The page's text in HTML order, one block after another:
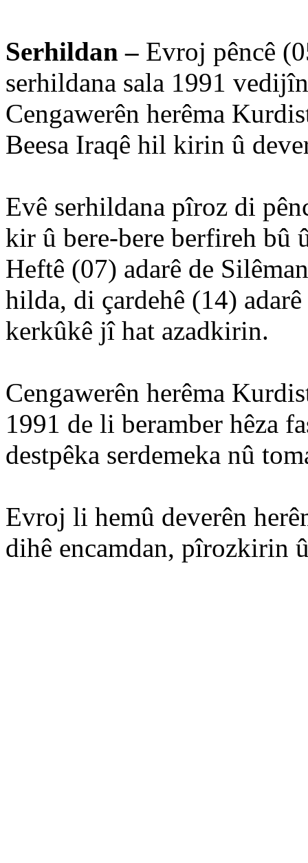
Serhildan – Evroj pêncê
serhildana sala 1991
Cengawerên herêma
Beesa Iraqê hil kirin û
Evê serhildana pîroz di
kir û bere-bere berfireh bû
Heftê (07) adarê de
hilda, di çardehê (14)
kerkûkê jî hat azadkirin.
Cengawerên herêma
1991 de li beramber hêza
destpêka serdemeka nû
Evroj li hemû deverên
dihê encamdan, pîrozkirin